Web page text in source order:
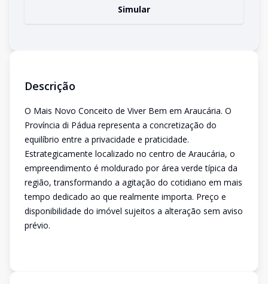
Simular
Descrição
O Mais Novo Conceito de Viver Bem em Araucária. O
Província di Pádua representa a concretização do
equilíbrio entre a privacidade e praticidade.
Estrategicamente localizado no centro de Araucária, o
empreendimento é moldurado por área verde típica da
região, transformando a agitação do cotidiano em mais
tempo dedicado ao que realmente importa. Preço e
disponibilidade do imóvel sujeitos a alteração sem aviso
prévio.